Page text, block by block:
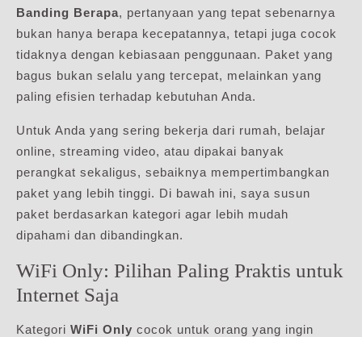
Banding Berapa, pertanyaan yang tepat sebenarnya
bukan hanya berapa kecepatannya, tetapi juga cocok
tidaknya dengan kebiasaan penggunaan. Paket yang
bagus bukan selalu yang tercepat, melainkan yang
paling efisien terhadap kebutuhan Anda.
Untuk Anda yang sering bekerja dari rumah, belajar
online, streaming video, atau dipakai banyak
perangkat sekaligus, sebaiknya mempertimbangkan
paket yang lebih tinggi. Di bawah ini, saya susun
paket berdasarkan kategori agar lebih mudah
dipahami dan dibandingkan.
WiFi Only: Pilihan Paling Praktis untuk
Internet Saja
Kategori WiFi Only cocok untuk orang yang ingin